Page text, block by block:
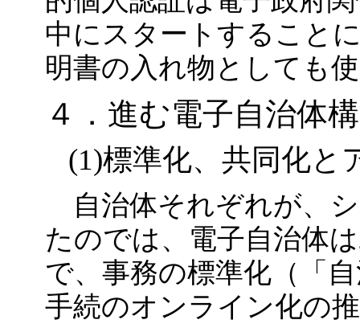
中にスタートすること
明書の入れ物としても
４．進む電子自治体
(1)標準化、共同化と
自治体それぞれが、
たのでは、電子自治体
で、事務の標準化（「
手続のオンライン化の